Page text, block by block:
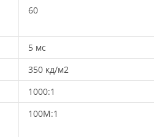
60
5 мс
350 кд/м2
1000:1
100M:1